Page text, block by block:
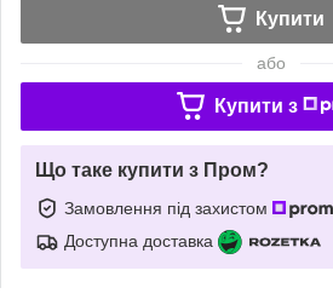
Купити
або
Купити з
Що таке купити з Пром?
Замовлення під захистом
Доступна доставка